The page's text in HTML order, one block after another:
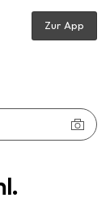
Zur App